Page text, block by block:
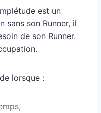
est un
sans son Runner, il
de son Runner.
lorsque :